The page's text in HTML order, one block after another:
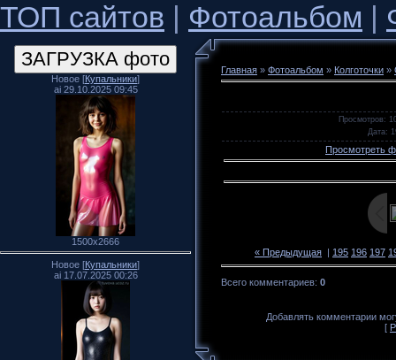
ТОП сайтов | Фотоальбом |
Новое [Купальники]
ai 29.10.2025 09:45
1500x2666
Новое [Купальники]
ai 17.07.2025 00:26
Главная » Фотоальбом » Колготочки »
Просмотров:
Дата:
Просмотреть
« Предыдущая | 195 196 197
Всего комментариев: 0
Добавлять комментарии
[